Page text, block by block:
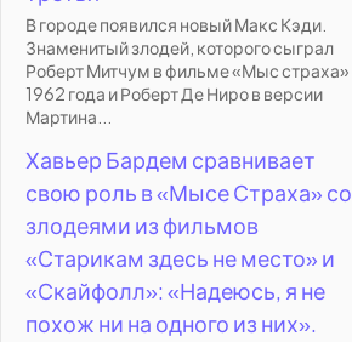
В городе появился новый Макс Кэди.
Знаменитый злодей, которого сыграл
Роберт Митчум в фильме «Мыс страха»
1962 года и Роберт Де Ниро в версии
Мартина...
Хавьер Бардем сравнивает
свою роль в «Мысе Страха» со
злодеями из фильмов
«Старикам здесь не место» и
«Скайфолл»: «Надеюсь, я не
похож ни на одного из них».